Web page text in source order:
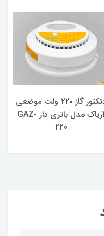
دتکتور گاز ۲۲۰ ولت موضعی
آریاک مدل باتری دار GAZ-
220